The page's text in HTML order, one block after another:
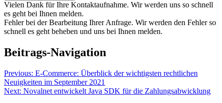
Vielen Dank für Ihre Kontaktaufnahme. Wir werden uns so schnell
es geht bei Ihnen melden.
Fehler bei der Bearbeitung Ihrer Anfrage. Wir werden den Fehler so
schnell es geht beheben und uns bei Ihnen melden.
Beitrags-Navigation
Previous: E-Commerce: Überblick der wichtigsten rechtlichen
Neuigkeiten im September 2021
Next: Novalnet entwickelt Java SDK für die Zahlungsabwicklung